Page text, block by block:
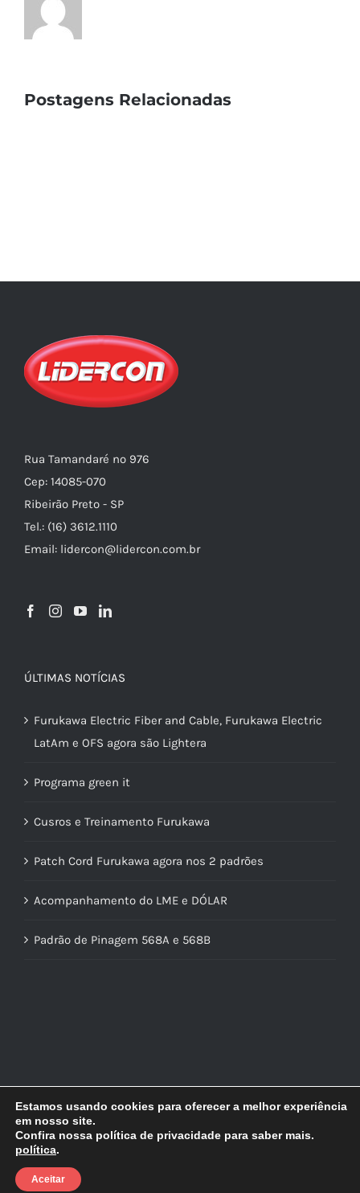
Postagens Relacionadas
Rua Tamandaré nº 976
Cep: 14085-070
Ribeirão Preto - SP
Tel.: (16) 3612.1110
Email: lidercon@lidercon.com.br
ÚLTIMAS NOTÍCIAS
Furukawa Electric Fiber and Cable, Furukawa Electric
LatAm e OFS agora são Lightera
Programa green it
Cusros e Treinamento Furukawa
Patch Cord Furukawa agora nos 2 padrões
Acompanhamento do LME e DÓLAR
Padrão de Pinagem 568A e 568B
© Copyright
Estamos usando cookies para oferecer a melhor experiência
em nosso site.
Confira nossa política de privacidade para saber mais.
política.
Aceitar